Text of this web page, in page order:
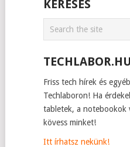
KERESÉS
TECHLABOR.HU
Friss tech hírek és
Techlaboron! Ha
tabletek, a notebookok
kövess minket!
Itt írhatsz nekünk!